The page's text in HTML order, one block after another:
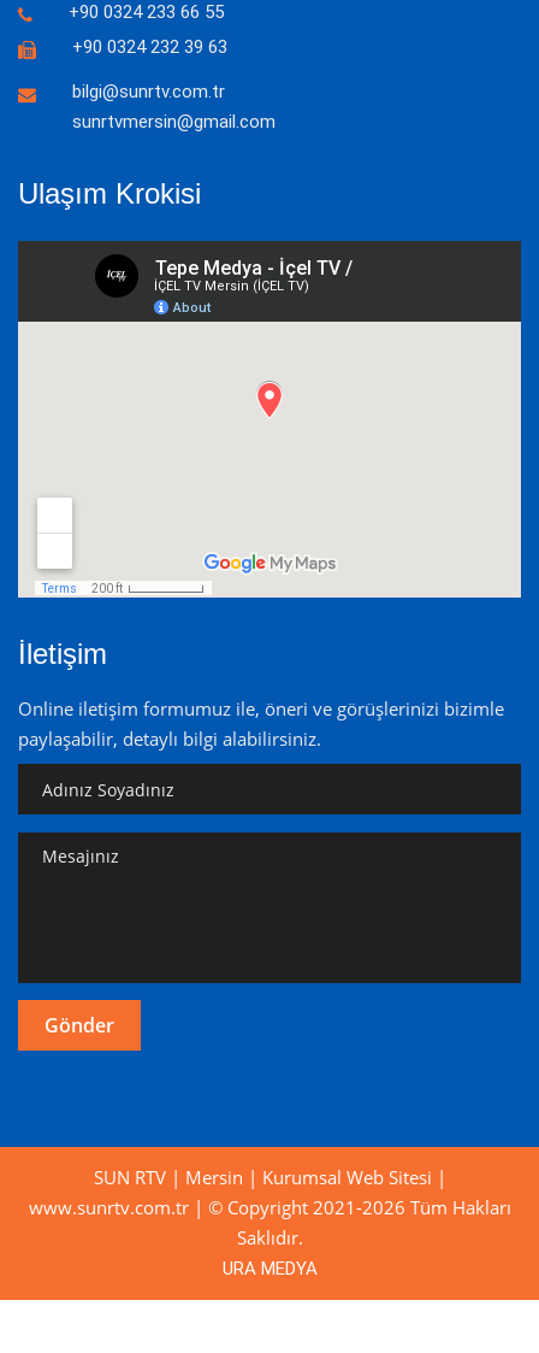
+90 0324 233 66 55
+90 0324 232 39 63
bilgi@sunrtv.com.tr
sunrtvmersin@gmail.com
Ulaşım Krokisi
İletişim
Online iletişim formumuz ile, öneri ve görüşlerinizi bizimle
paylaşabilir, detaylı bilgi alabilirsiniz.
SUN RTV | Mersin | Kurumsal Web Sitesi |
www.sunrtv.com.tr | © Copyright 2021-2026 Tüm Hakları
Saklıdır.
URA MEDYA